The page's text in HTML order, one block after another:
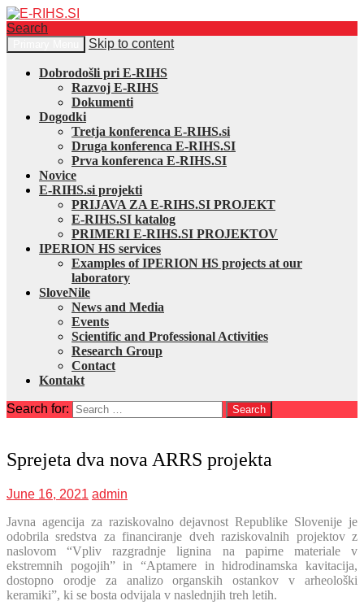
E-RIHS.SI
Search
Skip to content
Dobrodošli pri E-RIHS
Razvoj E-RIHS
Dokumenti
Dogodki
Tretja konferenca E-RIHS.si
Druga konferenca E-RIHS.SI
Prva konferenca E-RIHS.SI
Novice
E-RIHS.si projekti
PRIJAVA ZA E-RIHS.SI PROJEKT
E-RIHS.SI katalog
PRIMERI E-RIHS.SI PROJEKTOV
IPERION HS services
Examples of IPERION HS projects at our
laboratory
SloveNile
News and Media
Events
Scientific and Professional Activities
Research Group
Contact
Kontakt
Search for:
Sprejeta dva nova ARRS projekta
June 16, 2021 admin
Javna agencija za raziskovalno dejavnost Republike Slovenije je
odobrila sredstva za financiranje dveh raziskovalnih projektov z
naslovom “Vpliv razgradnje lignina na papirne materiale v
ekstremnih pogojih” in “Aptamere in hidrodinamska kavitacija,
dostopno orodje za analizo organskih ostankov v arheološki
keramiki”, ki se bosta odvijala v naslednjih treh letih.